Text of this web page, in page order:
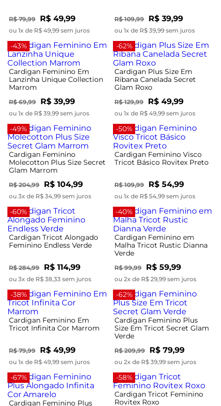
R$ 79,99 R$ 49,99
ou 1x de R$ 49,99 sem juros
R$ 109,99 R$ 39,99
ou 1x de R$ 39,99 sem juros
-43%
Cardigan Feminino Em
Lanzinha Unique Collection
Marrom
R$ 69,99 R$ 39,99
ou 1x de R$ 39,99 sem juros
-62%
Cardigan Plus Size Em
Ribana Canelada Secret
Glam Roxo
R$ 129,99 R$ 49,99
ou 1x de R$ 49,99 sem juros
-49%
Cardigan Feminino
Molecotton Plus Size Secret
Glam Marrom
R$ 204,99 R$ 104,99
ou 3x de R$ 34,99 sem juros
-50%
Cardigan Feminino Visco
Tricot Básico Rovitex Preto
R$ 109,99 R$ 54,99
ou 1x de R$ 54,99 sem juros
-60%
Cardigan Tricot Alongado
Feminino Endless Verde
R$ 284,99 R$ 114,99
ou 3x de R$ 38,33 sem juros
-40%
Cardigan Feminino em
Malha Tricot Rustic Dianna
Verde
R$ 99,99 R$ 59,99
ou 2x de R$ 29,99 sem juros
-38%
Cardigan Feminino Em
Tricot Infinita Cor Marrom
R$ 79,99 R$ 49,99
ou 1x de R$ 49,99 sem juros
-62%
Cardigan Feminino Plus
Size Em Tricot Secret Glam
Verde
R$ 209,99 R$ 79,99
ou 2x de R$ 39,99 sem juros
-67%
Cardigan Feminino Plus
-58%
Cardigan Tricot Feminino
Rovitex Roxo